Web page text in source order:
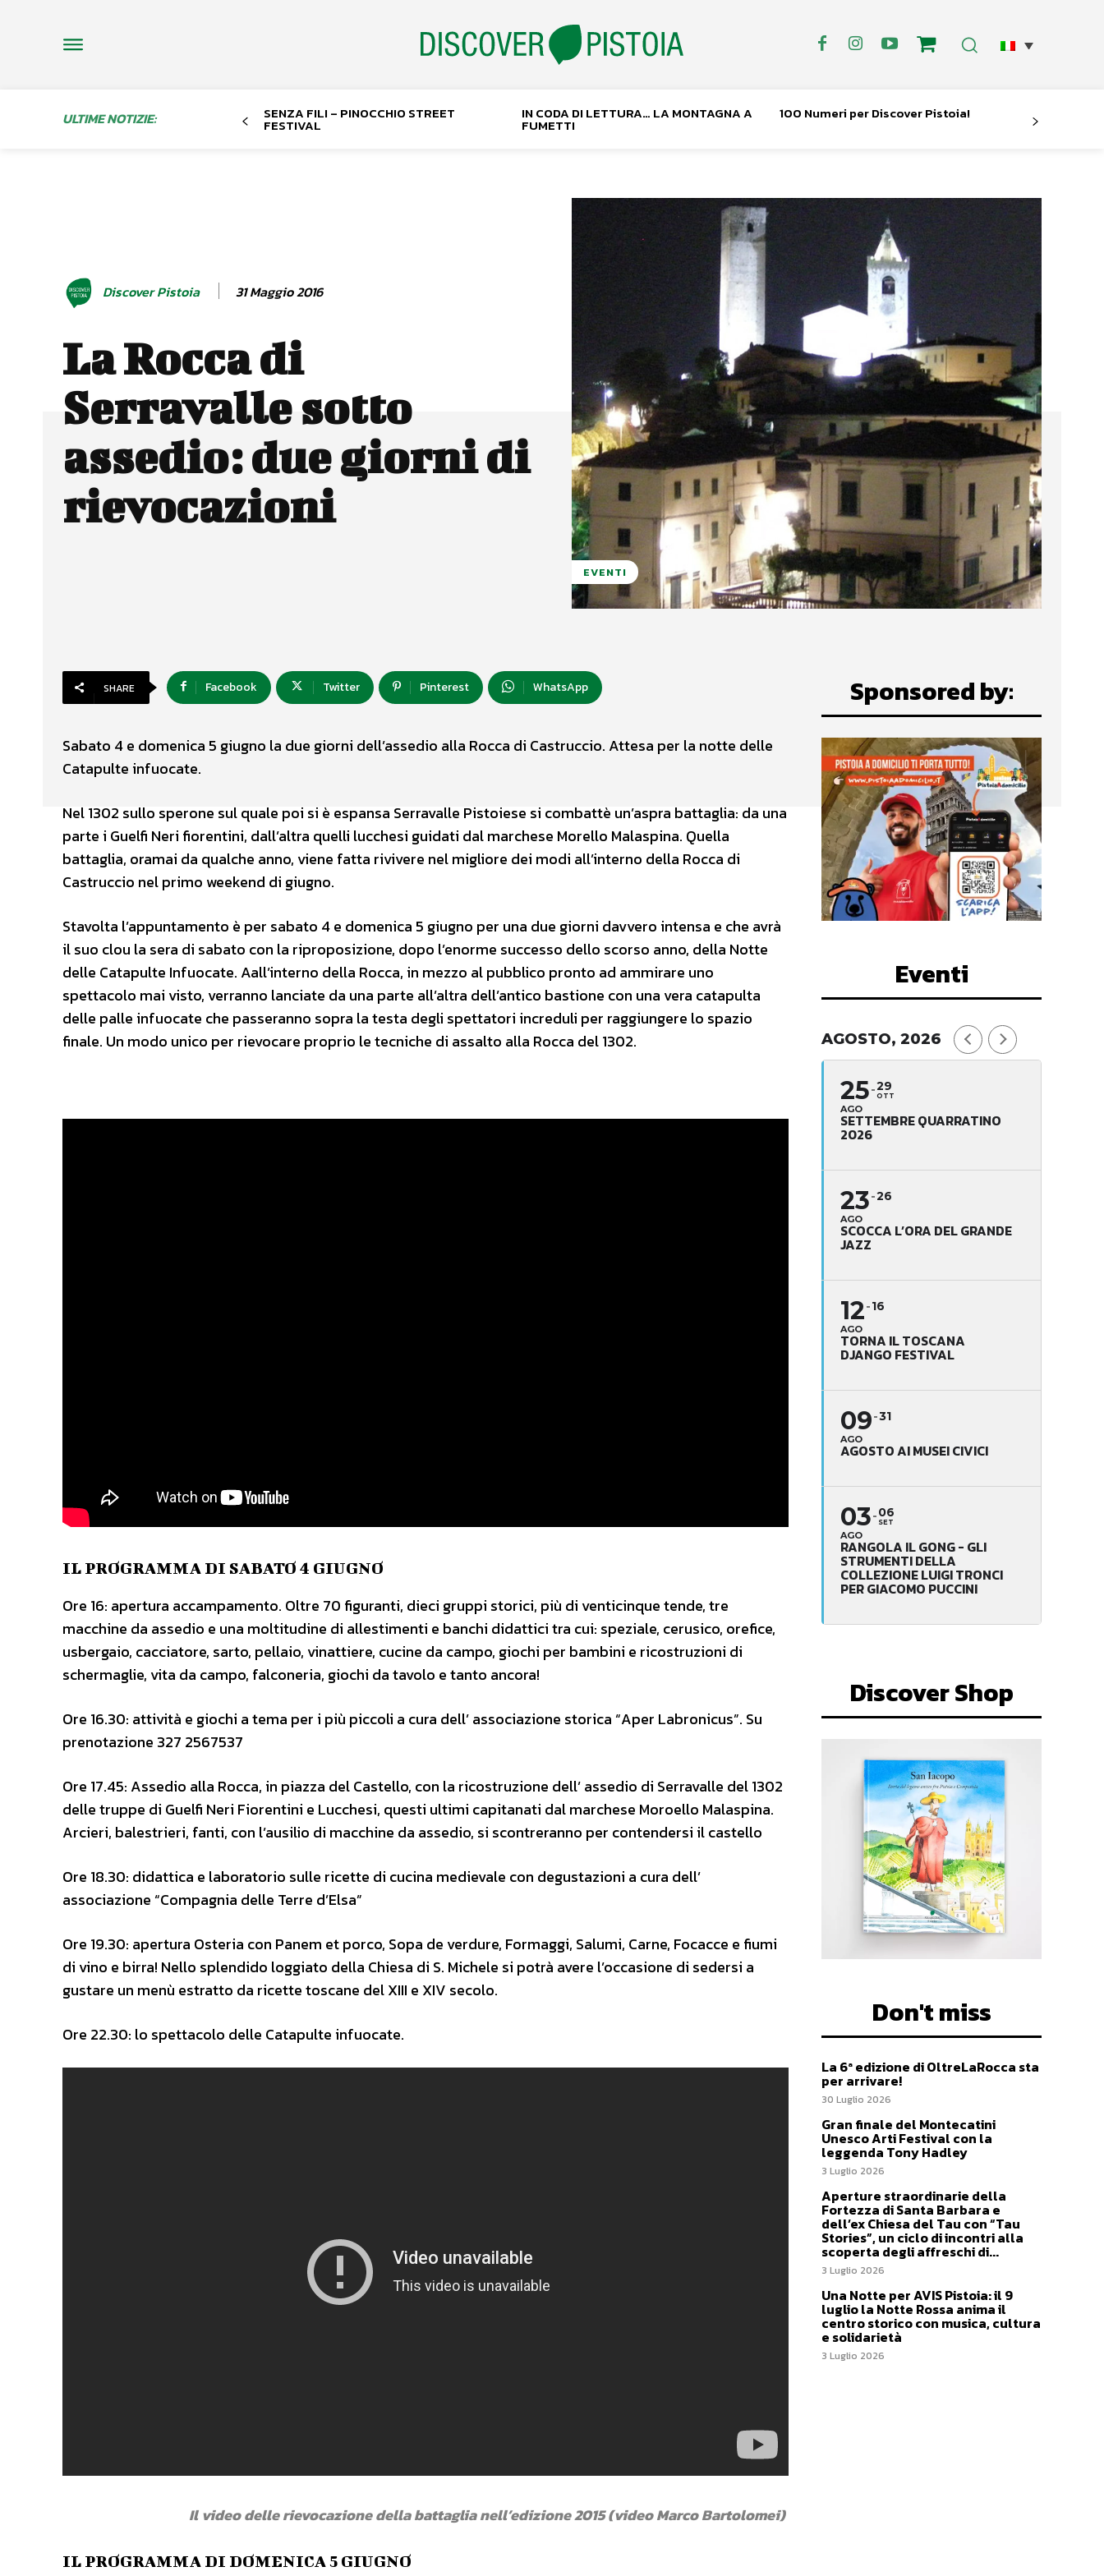
ULTIME NOTIZIE: SENZA FILI – PINOCCHIO STREET
FESTIVAL
IN CODA DI LETTURA… LA MONTAGNA A
FUMETTI
100 Numeri per Discover Pistoia!
Discover Pistoia 31 Maggio 2016
La Rocca di
Serravalle sotto
assedio: due giorni di
rievocazioni
EVENTI
SHARE Facebook Twitter Pinterest WhatsApp
Sabato 4 e domenica 5 giugno la due giorni dell’assedio alla Rocca di Castruccio. Attesa per la notte delle
Catapulte infuocate.
Nel 1302 sullo sperone sul quale poi si è espansa Serravalle Pistoiese si combattè un’aspra battaglia: da una
parte i Guelfi Neri fiorentini, dall’altra quelli lucchesi guidati dal marchese Morello Malaspina. Quella
battaglia, oramai da qualche anno, viene fatta rivivere nel migliore dei modi all’interno della Rocca di
Castruccio nel primo weekend di giugno.
Stavolta l’appuntamento è per sabato 4 e domenica 5 giugno per una due giorni davvero intensa e che avrà
il suo clou la sera di sabato con la riproposizione, dopo l’enorme successo dello scorso anno, della Notte
delle Catapulte Infuocate. Aall’interno della Rocca, in mezzo al pubblico pronto ad ammirare uno
spettacolo mai visto, verranno lanciate da una parte all’altra dell’antico bastione con una vera catapulta
delle palle infuocate che passeranno sopra la testa degli spettatori increduli per raggiungere lo spazio
finale. Un modo unico per rievocare proprio le tecniche di assalto alla Rocca del 1302.
IL PROGRAMMA DI SABATO 4 GIUGNO
Ore 16: apertura accampamento. Oltre 70 figuranti, dieci gruppi storici, più di venticinque tende, tre
macchine da assedio e una moltitudine di allestimenti e banchi didattici tra cui: speziale, cerusico, orefice,
usbergaio, cacciatore, sarto, pellaio, vinattiere, cucine da campo, giochi per bambini e ricostruzioni di
schermaglie, vita da campo, falconeria, giochi da tavolo e tanto ancora!
Ore 16.30: attività e giochi a tema per i più piccoli a cura dell’ associazione storica “Aper Labronicus”. Su
prenotazione 327 2567537
Ore 17.45: Assedio alla Rocca, in piazza del Castello, con la ricostruzione dell’ assedio di Serravalle del 1302
delle truppe di Guelfi Neri Fiorentini e Lucchesi, questi ultimi capitanati dal marchese Moroello Malaspina.
Arcieri, balestrieri, fanti, con l’ausilio di macchine da assedio, si scontreranno per contendersi il castello
Ore 18.30: didattica e laboratorio sulle ricette di cucina medievale con degustazioni a cura dell’
associazione “Compagnia delle Terre d’Elsa”
Ore 19.30: apertura Osteria con Panem et porco, Sopa de verdure, Formaggi, Salumi, Carne, Focacce e fiumi
di vino e birra! Nello splendido loggiato della Chiesa di S. Michele si potrà avere l’occasione di sedersi a
gustare un menù estratto da ricette toscane del XIII e XIV secolo.
Ore 22.30: lo spettacolo delle Catapulte infuocate.
Il video delle rievocazione della battaglia nell’edizione 2015 (video Marco Bartolomei)
IL PROGRAMMA DI DOMENICA 5 GIUGNO
Sponsored by:
Eventi
AGOSTO, 2026
25
AGO
29
OTT
SETTEMBRE QUARRATINO
2026
23
AGO
26
SCOCCA L’ORA DEL GRANDE
JAZZ
12
AGO
16
TORNA IL TOSCANA
DJANGO FESTIVAL
09
AGO
31
AGOSTO AI MUSEI CIVICI
03
AGO
06
SET
RANGOLA IL GONG - GLI
STRUMENTI DELLA
COLLEZIONE LUIGI TRONCI
PER GIACOMO PUCCINI
Discover Shop
Don't miss
La 6ª edizione di OltreLaRocca sta
per arrivare!
30 Luglio 2026
Gran finale del Montecatini
Unesco Arti Festival con la
leggenda Tony Hadley
3 Luglio 2026
Aperture straordinarie della
Fortezza di Santa Barbara e
dell’ex Chiesa del Tau con “Tau
Stories”, un ciclo di incontri alla
scoperta degli affreschi di...
3 Luglio 2026
Una Notte per AVIS Pistoia: il 9
luglio la Notte Rossa anima il
centro storico con musica, cultura
e solidarietà
3 Luglio 2026